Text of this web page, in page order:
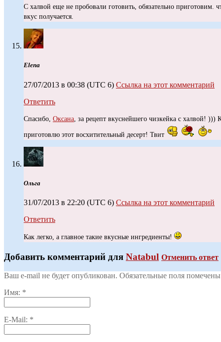
С халвой еще не пробовали готовить, обязательно приготовим.
вкус получается.
Elena
27/07/2013 в 00:38 (UTC 6) Ссылка на этот комментарий
Ответить
Спасибо, Оксана , за рецепт вкуснейшего чизкейка с халвой! )))
приготовлю этот восхитительный десерт! Твит
Ольга
31/07/2013 в 22:20 (UTC 6) Ссылка на этот комментарий
Ответить
Как легко, а главное такие вкусные ингредиенты!
Добавить комментарий для Natabul Отменить ответ
Ваш e-mail не будет опубликован. Обязательные поля
Имя: *
E-Mail: *